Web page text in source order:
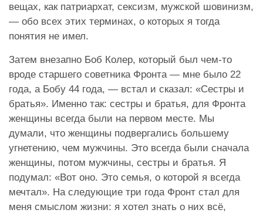
вещах, как патриархат, сексизм, мужской шовинизм,
— обо всех этих терминах, о которых я тогда
понятия не имел.
Затем внезапно Боб Колер, который был чем-то
вроде старшего советника Фронта — мне было 22
года, а Бобу 44 года, — встал и сказал: «Сестры и
братья». Именно так: сестры и братья, для Фронта
женщины всегда были на первом месте. Мы
думали, что женщины подвергались большему
угнетению, чем мужчины. Это всегда были сначала
женщины, потом мужчины, сестры и братья. Я
подумал: «Вот оно. Это семья, о которой я всегда
мечтал». На следующие три года Фронт стал для
меня смыслом жизни: я хотел знать о них всё,